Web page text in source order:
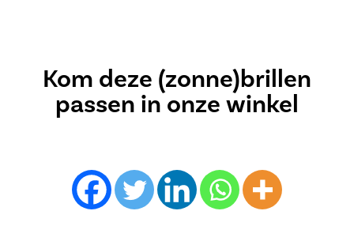
Kom deze (zonne)brillen
passen in onze winkel